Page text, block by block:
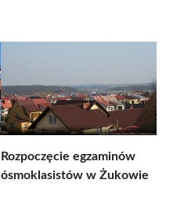
Rozpoczęcie egzaminów
ósmoklasistów w Żukowie